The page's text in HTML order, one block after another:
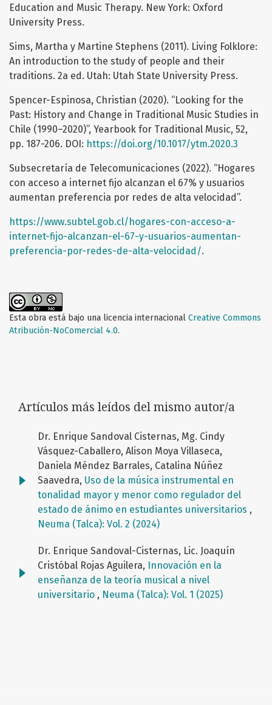
Education and Music Therapy. New York: Oxford
University Press.
Sims, Martha y Martine Stephens (2011). Living Folklore:
An introduction to the study of people and their
traditions. 2a ed. Utah: Utah State University Press.
Spencer-Espinosa, Christian (2020). “Looking for the
Past: History and Change in Traditional Music Studies in
Chile (1990–2020)”, Yearbook for Traditional Music, 52,
pp. 187-206. DOI: https://doi.org/10.1017/ytm.2020.3
Subsecretaría de Telecomunicaciones (2022). “Hogares
con acceso a internet fijo alcanzan el 67% y usuarios
aumentan preferencia por redes de alta velocidad”.
https://www.subtel.gob.cl/hogares-con-acceso-a-
internet-fijo-alcanzan-el-67-y-usuarios-aumentan-
preferencia-por-redes-de-alta-velocidad/.
Esta obra está bajo una licencia internacional Creative Commons
Atribución-NoComercial 4.0.
Artículos más leídos del mismo autor/a
Dr. Enrique Sandoval Cisternas, Mg. Cindy
Vásquez-Caballero, Alison Moya Villaseca,
Daniela Méndez Barrales, Catalina Núñez
Saavedra, Uso de la música instrumental en
tonalidad mayor y menor como regulador del
estado de ánimo en estudiantes universitarios ,
Neuma (Talca): Vol. 2 (2024)
Dr. Enrique Sandoval-Cisternas, Lic. Joaquín
Cristóbal Rojas Aguilera, Innovación en la
enseñanza de la teoría musical a nivel
universitario , Neuma (Talca): Vol. 1 (2025)